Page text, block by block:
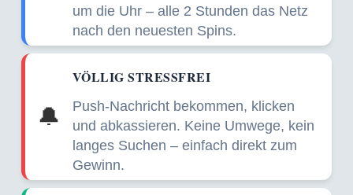
um die Uhr – alle 2 Stunden das Netz
nach den neuesten Spins.
🔔
VÖLLIG STRESSFREI
Push-Nachricht bekommen, klicken
und abkassieren. Keine Umwege, kein
langes Suchen – einfach direkt zum
Gewinn.